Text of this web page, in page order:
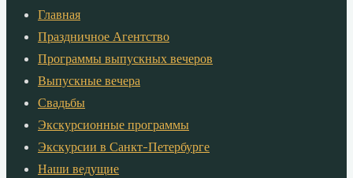
Главная
Праздничное Агентство
Программы выпускных вечеров
Выпускные вечера
Свадьбы
Экскурсионные программы
Экскурсии в Санкт-Петербурге
Наши ведущие